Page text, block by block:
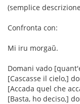
(semplice
Confronta con:
Mi iru morgaŭ.
Domani vado
[Cascasse il cielo,]
[Accada quel che
[Basta, ho deciso,]